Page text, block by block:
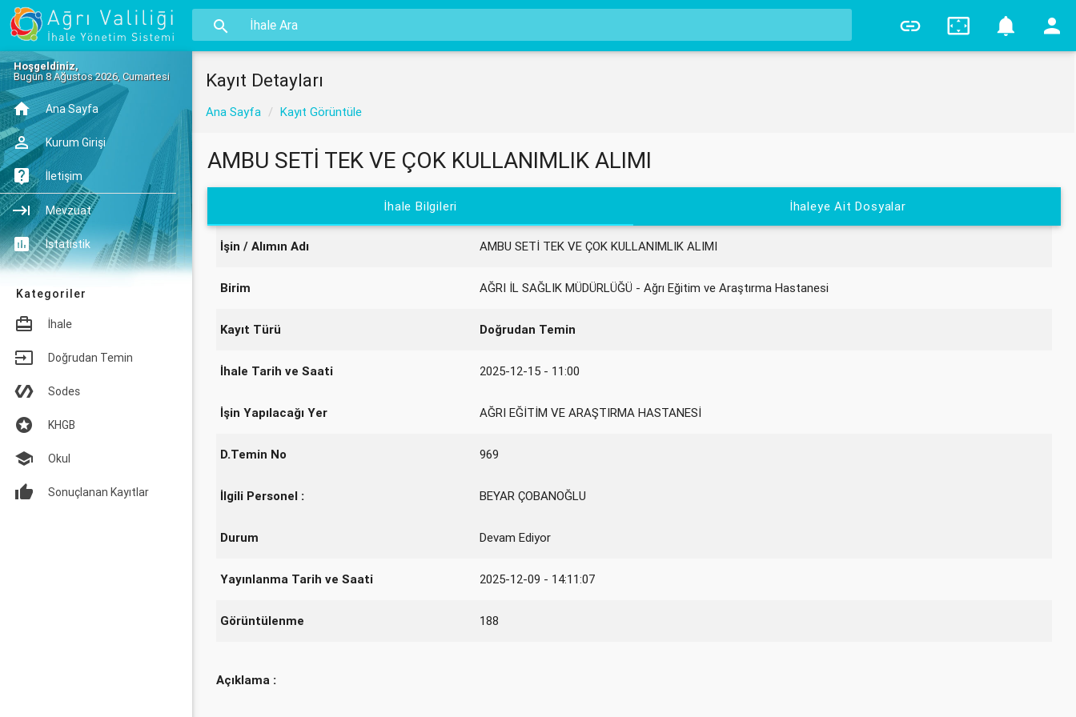
Hoşgeldiniz,
Bugün 8 Ağustos 2026, Cumartesi
Ana Sayfa
Kurum Girişi
İletişim
Mevzuat
İstatistik
Kategoriler
İhale
Doğrudan Temin
Sodes
KHGB
Okul
Sonuçlanan Kayıtlar
Kayıt Detayları
Ana Sayfa Kayıt Görüntüle
AMBU SETİ TEK VE ÇOK KULLANIMLIK ALIMI
İhale Bilgileri İhaleye Ait Dosyalar
İşin / Alımın Adı AMBU SETİ TEK VE ÇOK KULLANIMLIK ALIMI
Birim AĞRI İL SAĞLIK MÜDÜRLÜĞÜ - Ağrı Eğitim ve Araştırma Hastanesi
Kayıt Türü Doğrudan Temin
İhale Tarih ve Saati 2025-12-15 - 11:00
İşin Yapılacağı Yer AĞRI EĞİTİM VE ARAŞTIRMA HASTANESİ
D.Temin No 969
İlgili Personel : BEYAR ÇOBANOĞLU
Durum Devam Ediyor
Yayınlanma Tarih ve Saati 2025-12-09 - 14:11:07
Görüntülenme 188
Açıklama :